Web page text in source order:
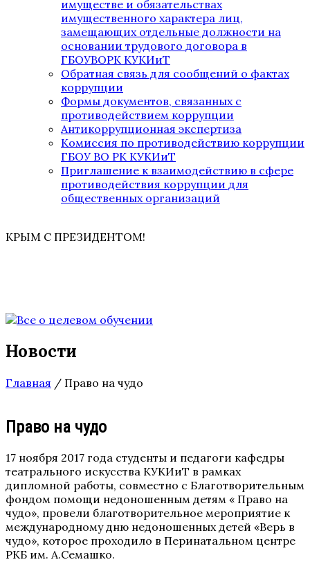
имуществе и обязательствах
имущественного характера лиц,
замещающих отдельные должности на
основании трудового договора в
ГБОУВОРК КУКИиТ
Обратная связь для сообщений о фактах
коррупции
Формы документов, связанных с
противодействием коррупции
Антикоррупционная экспертиза
Комиссия по противодействию коррупции
ГБОУ ВО РК КУКИиТ
Приглашение к взаимодействию в сфере
противодействия коррупции для
общественных организаций
КРЫМ С ПРЕЗИДЕНТОМ!
Новости
Главная / Право на чудо
Право на чудо
17 ноября 2017 года студенты и педагоги кафедры
театрального искусства КУКИиТ в рамках
дипломной работы, совместно с Благотворительным
фондом помощи недоношенным детям « Право на
чудо», провели благотворительное мероприятие к
международному дню недоношенных детей «Верь в
чудо», которое проходило в Перинатальном центре
РКБ им. А.Семашко.